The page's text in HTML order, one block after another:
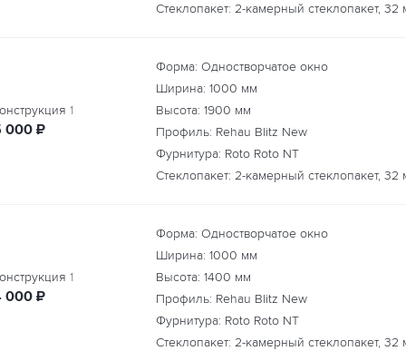
Стеклопакет: 2-камерный стеклопакет, 32
1
000 руб.
₽
Форма: Одностворчатое окно
Ширина: 1000 мм
Высота: 1900 мм
Профиль: Rehau Blitz New
Фурнитура: Roto Roto NT
Стеклопакет: 2-камерный стеклопакет, 32
1
000 руб.
₽
Форма: Одностворчатое окно
Ширина: 1000 мм
Высота: 1400 мм
Профиль: Rehau Blitz New
Фурнитура: Roto Roto NT
Стеклопакет: 2-камерный стеклопакет, 32